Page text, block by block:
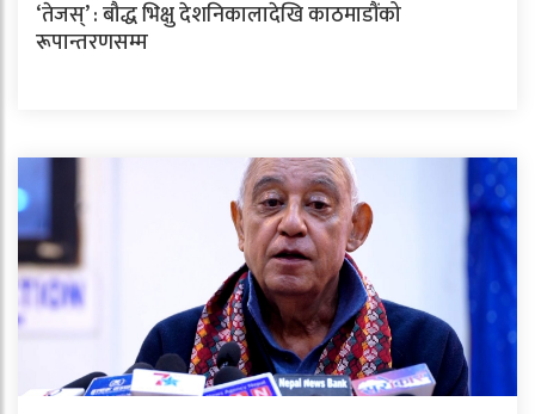
‘तेजस्’ : बौद्ध भिक्षु देशनिकालादेखि काठमाडौंको
रूपान्तरणसम्म